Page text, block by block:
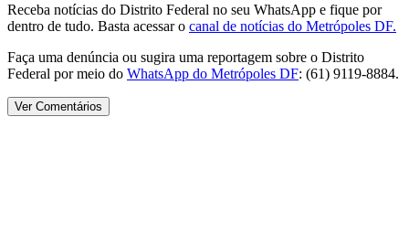
Receba notícias do Distrito Federal no seu WhatsApp e fique por
dentro de tudo. Basta acessar o canal de notícias do Metrópoles DF.
Faça uma denúncia ou sugira uma reportagem sobre o Distrito
Federal por meio do WhatsApp do Metrópoles DF: (61) 9119-8884.
Ver Comentários